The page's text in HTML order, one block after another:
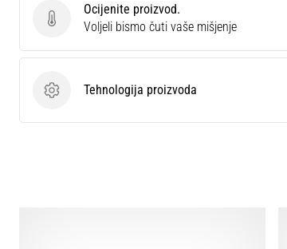
Ocijenite proizvod.
Ocijenite proizvod.
Voljeli bismo čuti vaše mišjenje
Tehnologija proizvoda
Tehnologija proizvoda